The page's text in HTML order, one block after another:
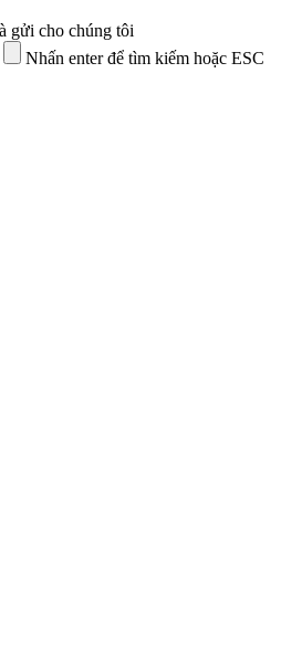
gửi cho chúng tôi
Nhấn enter để tìm kiếm hoặc ESC